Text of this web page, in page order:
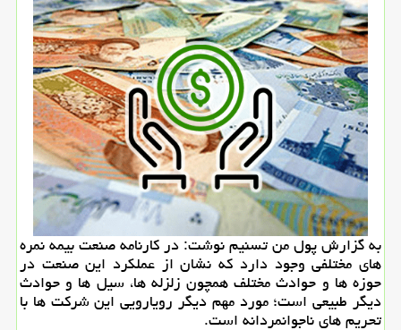
به گزارش پول من تسنیم نوشت: در كارنامه صنعت بیمه نمره
های مختلفی وجود دارد كه نشان از عملكرد این صنعت در
حوزه ها و حوادث مختلف همچون زلزله ها، سیل ها و حوادث
دیگر طبیعی است؛ مورد مهم دیگر رویارویی این شركت ها با
تحریم های ناجوانمردانه است.